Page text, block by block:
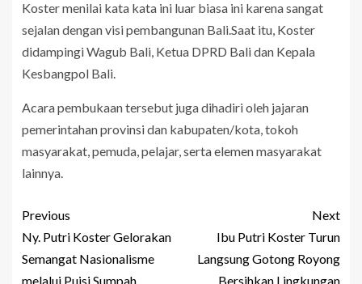
Koster menilai kata kata ini luar biasa ini karena sangat
sejalan dengan visi pembangunan Bali.Saat itu, Koster
didampingi Wagub Bali, Ketua DPRD Bali dan Kepala
Kesbangpol Bali.
Acara pembukaan tersebut juga dihadiri oleh jajaran
pemerintahan provinsi dan kabupaten/kota, tokoh
masyarakat, pemuda, pelajar, serta elemen masyarakat
lainnya.
Previous
Ny. Putri Koster Gelorakan
Semangat Nasionalisme
melalui Puisi Sumpah
Next
Ibu Putri Koster Turun
Langsung Gotong Royong
Bersihkan Lingkungan